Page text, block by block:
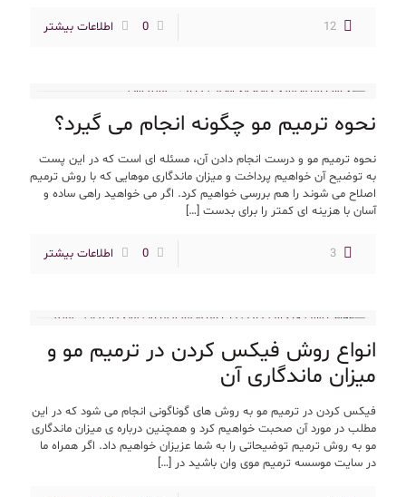
12
0 اطلاعات بیشتر
نحوه ترمیم مو چگونه انجام می گیرد؟
نحوه ترمیم مو و درست انجام دادن آن، مسئله ای است که در این پست
به توضیح آن خواهیم پرداخت و میزان ماندگاری موهایی که با روش ترمیم
اصلاح می شوند را هم بررسی خواهیم کرد. اگر می خواهید راهی ساده و
آسان با هزینه ای کمتر را برای بدست […]
3
0 اطلاعات بیشتر
انواع روش فیکس کردن در ترمیم مو و
میزان ماندگاری آن
فیکس کردن در ترمیم مو به روش های گوناگونی انجام می شود که در این
مطلب در مورد آن صحبت خواهیم کرد و همچنین درباره ی میزان ماندگاری
مو به روش ترمیم توضیحاتی را به شما عزیزان خواهیم داد. اگر همراه ما
در سایت موسسه ترمیم موی وان باشید در […]